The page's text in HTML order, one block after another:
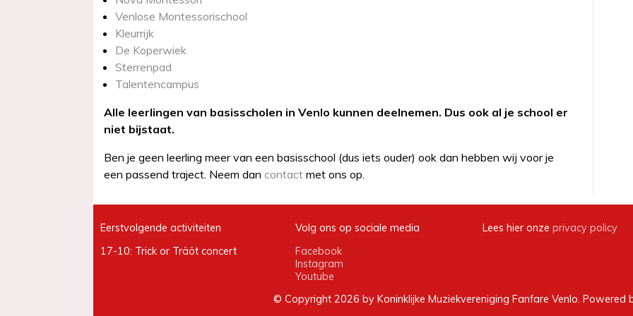
Venlose Montessorischool
Kleurrijk
De Koperwiek
Sterrenpad
Talentencampus
Alle leerlingen van basisscholen in Venlo kunnen deelnemen. Dus ook al je school er
niet bijstaat.
Ben je geen leerling meer van een basisschool (dus iets ouder) ook dan hebben wij voor je
een passend traject. Neem dan contact met ons op.
Eerstvolgende activiteiten
17-10: Trick or Träöt concert
Volg ons op sociale media
Facebook
Instagram
Youtube
Lees hier onze privacy policy
© Copyright 2026 by Koninklijke Muziekvereniging Fanfare Venlo. Powered